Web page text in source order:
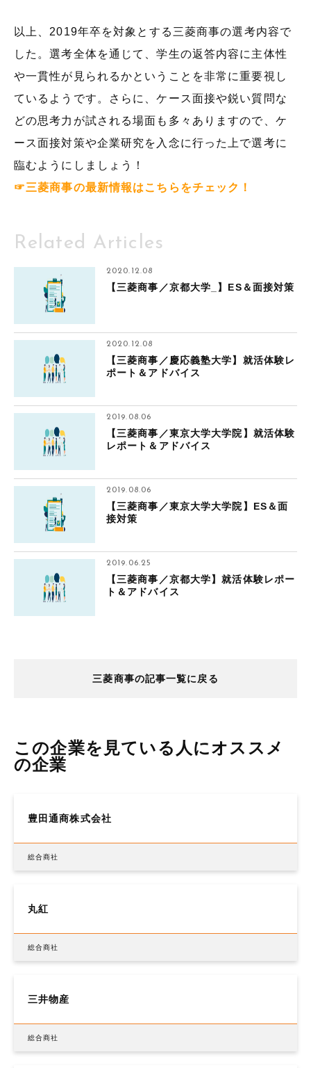
以上、2019年卒を対象とする三菱商事の選考内容で
した。選考全体を通じて、学生の返答内容に主体性
や一貫性が見られるかということを非常に重要視し
ているようです。さらに、ケース面接や鋭い質問な
どの思考力が試される場面も多々ありますので、ケ
ース面接対策や企業研究を入念に行った上で選考に
臨むようにしましょう！
☞三菱商事の最新情報はこちらをチェック！
Related Articles
2020.12.08
【三菱商事／京都大学_】ES＆面接対策
2020.12.08
【三菱商事／慶応義塾大学】就活体験レ
ポート＆アドバイス
2019.08.06
【三菱商事／東京大学大学院】就活体験
レポート＆アドバイス
2019.08.06
【三菱商事／東京大学大学院】ES＆面
接対策
2019.06.25
【三菱商事／京都大学】就活体験レポー
ト＆アドバイス
三菱商事の記事一覧に戻る
この企業を見ている人にオススメ
の企業
豊田通商株式会社
総合商社
丸紅
総合商社
三井物産
総合商社